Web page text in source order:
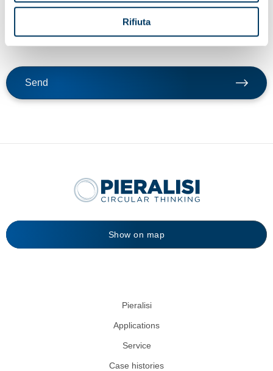
Rifiuta
processing of data for the purposes of the service, including the
processing methods mentioned in these guidelines, including
Send
Show on map
Pieralisi
Applications
Service
Case histories